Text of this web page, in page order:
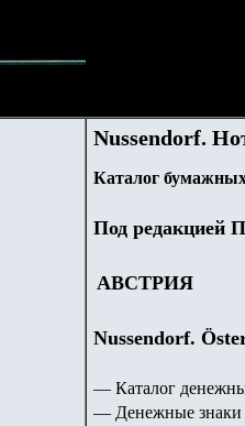
Nussendorf.
Каталог
Под редакцией
АВСТРИЯ
Nussendorf.
— Каталог
— Денежные знаки